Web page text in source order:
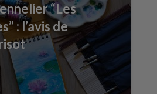
“Les
: l’avis de